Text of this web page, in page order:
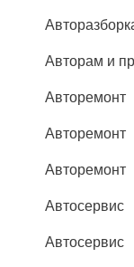
Авторам и
Авторемонт
Авторемонт
Авторемонт
Автосервис
Автосервис